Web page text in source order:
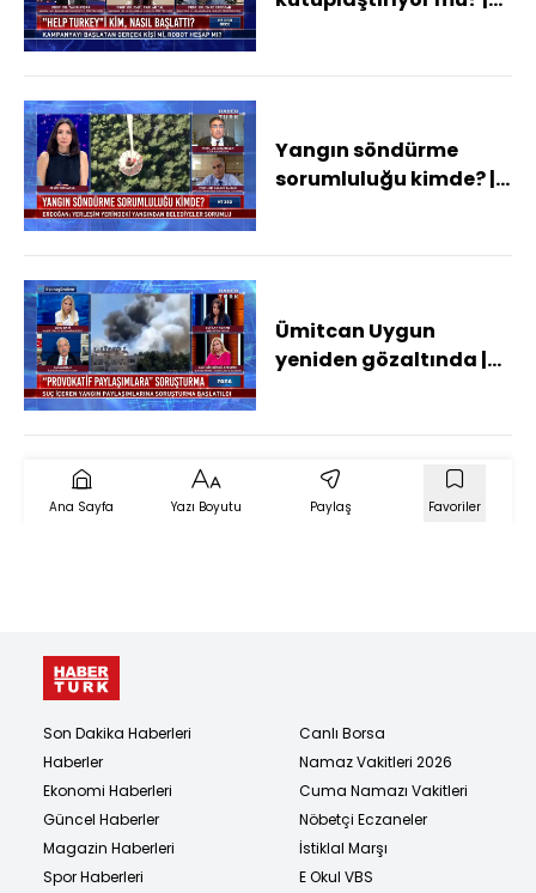
Yangın söndürme
sorumluluğu kimde? |
Ümitcan Uygun
yeniden gözaltında |
Ana Sayfa Yazı Boyutu Paylaş Favoriler
Son Dakika Haberleri
Haberler
Ekonomi Haberleri
Güncel Haberler
Magazin Haberleri
Spor Haberleri
Canlı Borsa
Namaz Vakitleri 2026
Cuma Namazı Vakitleri
Nöbetçi Eczaneler
İstiklal Marşı
E Okul VBS